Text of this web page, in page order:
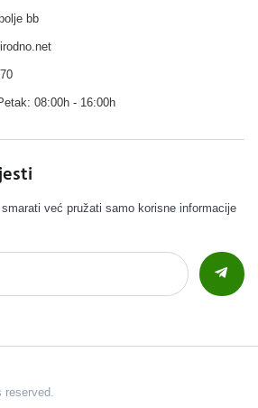
bb
08:00h - 16:00h
već pružati samo korisne informacije
reserved.